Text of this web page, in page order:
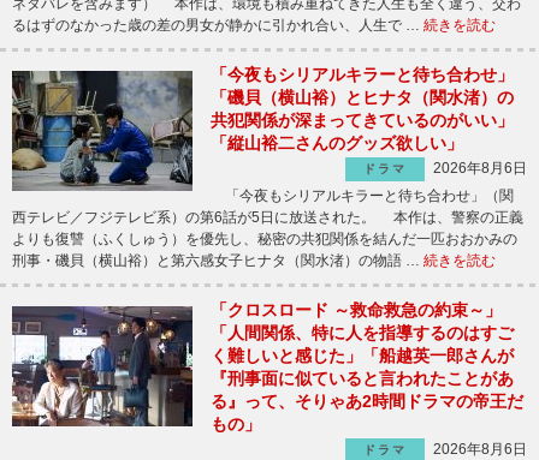
るはずのなかった歳の差の男女が静かに引かれ合い、人生で … 続きを読む
「今夜もシリアルキラーと待ち合わせ」
「磯貝（横山裕）とヒナタ（関水渚）の
共犯関係が深まってきているのがいい」
「縦山裕二さんのグッズ欲しい」
ドラマ
2026年8月6日
「今夜もシリアルキラーと待ち合わせ」（関
西テレビ／フジテレビ系）の第6話が5日に放送された。 本作は、警察の正義
よりも復讐（ふくしゅう）を優先し、秘密の共犯関係を結んだ一匹おおかみの
刑事・磯貝（横山裕）と第六感女子ヒナタ（関水渚）の物語 … 続きを読む
「クロスロード ～救命救急の約束～」
「人間関係、特に人を指導するのはすご
く難しいと感じた」「船越英一郎さんが
『刑事面に似ていると言われたことがあ
る』って、そりゃあ2時間ドラマの帝王だ
もの」
ドラマ
2026年8月6日